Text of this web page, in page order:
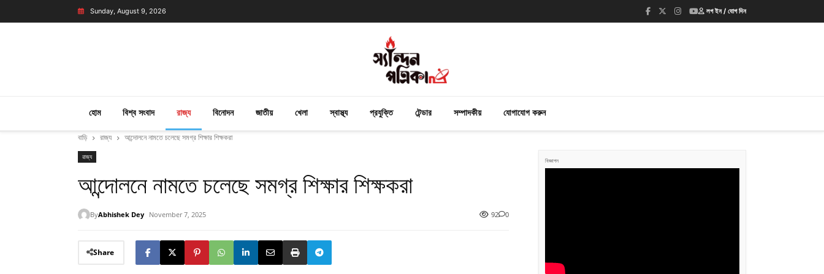
Sunday, August 9, 2026 লগ ইন / যোগ দিন
হোম বিশ্ব সংবাদ রাজ্য বিনোদন জাতীয় খেলা স্বাস্থ্য প্রযুক্তি টেন্ডার সম্পাদকীয় যোগাযোগ করুন
বাড়ি রাজ্য আন্দোলনে নামতে চলেছে সমগ্র শিক্ষার শিক্ষকরা
রাজ্য
আন্দোলনে নামতে চলেছে সমগ্র শিক্ষার শিক্ষকরা
ByAbhishek Dey November 7, 2025 92 0
Share
বিজ্ঞাপন